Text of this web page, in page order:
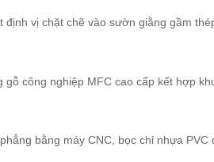
định vị chặt chẽ vào sườn giằng gầm
gỗ công nghiệp MFC cao cấp kết hợp
bằng máy CNC, bọc chỉ nhựa